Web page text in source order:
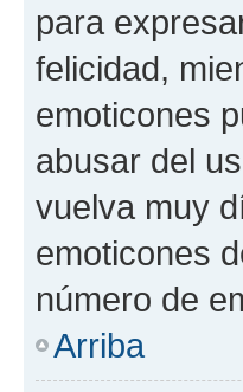
para
felicidad,
emoticones
abusar del
vuelva muy
emoticones
número de
Arriba